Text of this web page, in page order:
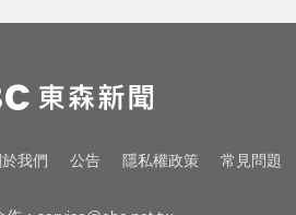
查
宇代打遭三振！老虎敗
4連勝
針不只幫助減重！台
我們 公告 隱私權政策 常見問題